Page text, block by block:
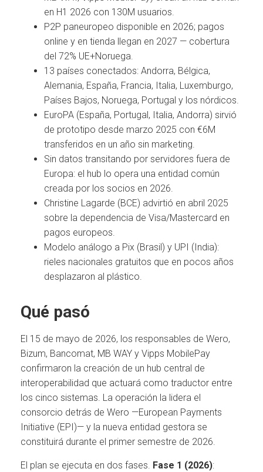
en H1 2026 con 130M usuarios.
P2P paneuropeo disponible en 2026; pagos
online y en tienda llegan en 2027 — cobertura
del 72% UE+Noruega.
13 países conectados: Andorra, Bélgica,
Alemania, España, Francia, Italia, Luxemburgo,
Países Bajos, Noruega, Portugal y los nórdicos.
EuroPA (España, Portugal, Italia, Andorra) sirvió
de prototipo desde marzo 2025 con €6M
transferidos en un año sin marketing.
Sin datos transitando por servidores fuera de
Europa: el hub lo opera una entidad común
creada por los socios en 2026.
Christine Lagarde (BCE) advirtió en abril 2025
sobre la dependencia de Visa/Mastercard en
pagos europeos.
Modelo análogo a Pix (Brasil) y UPI (India):
rieles nacionales gratuitos que en pocos años
desplazaron al plástico.
Qué pasó
El 15 de mayo de 2026, los responsables de Wero,
Bizum, Bancomat, MB WAY y Vipps MobilePay
confirmaron la creación de un hub central de
interoperabilidad que actuará como traductor entre
los cinco sistemas. La operación la lidera el
consorcio detrás de Wero —European Payments
Initiative (EPI)— y la nueva entidad gestora se
constituirá durante el primer semestre de 2026.
El plan se ejecuta en dos fases. Fase 1 (2026):